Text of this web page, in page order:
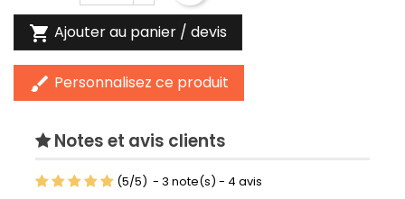
 Ajouter au panier / devis
brush Personnalisez ce produit
Notes et avis clients
(5/5) - 3 note(s) - 4 avis